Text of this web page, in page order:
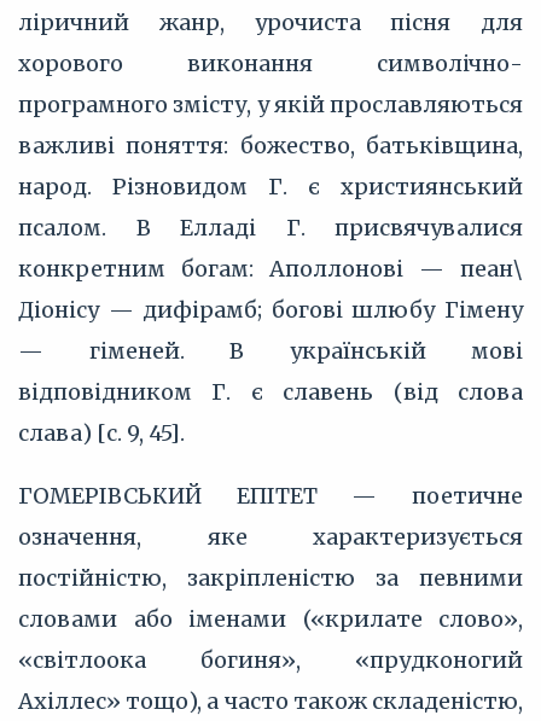
ліричний жанр, урочиста пісня для
хорового виконання символічно-
програмного змісту, у якій прославляються
важливі поняття: божество, батьківщина,
народ. Різновидом Г. є християнський
псалом. В Елладі Г. присвячувалися
конкретним богам: Аполлонові — пеан\
Діонісу — дифірамб; богові шлюбу Гімену
— гіменей. В українській мові
відповідником Г. є славень (від слова
слава) [с. 9, 45].
ГОМЕРІВСЬКИЙ ЕПІТЕТ — поетичне
означення, яке характеризується
постійністю, закріпленістю за певними
словами або іменами («крилате слово»,
«світлоока богиня», «прудконогий
Ахіллес» тощо), а часто також складеністю,